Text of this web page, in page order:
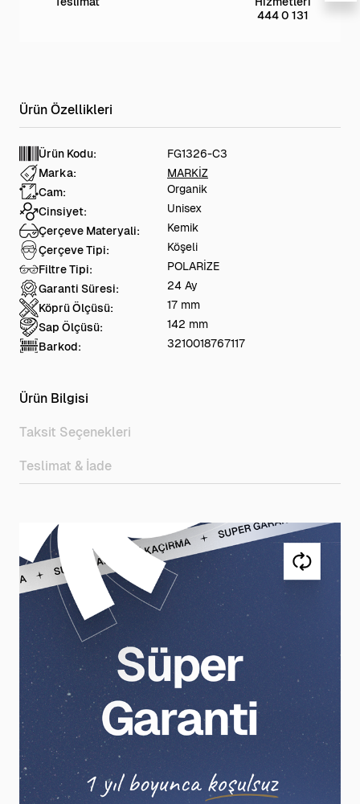
444 0 131
Ürün Kodu:
FG1326-C3
Marka:
MARKİZ
Cam:
Organik
Cinsiyet:
Unisex
Çerçeve Materyali:
Kemik
Çerçeve Tipi:
Köşeli
Filtre Tipi:
POLARİZE
Garanti Süresi:
24 Ay
Köprü Ölçüsü:
17 mm
Sap Ölçüsü:
142 mm
Barkod:
3210018767117
Ürün Bilgisi
Taksit Seçenekleri
Teslimat & İade